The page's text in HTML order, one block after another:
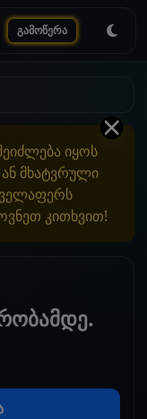
გამოწერა
იყოს
მხატვრული
კითხვით!